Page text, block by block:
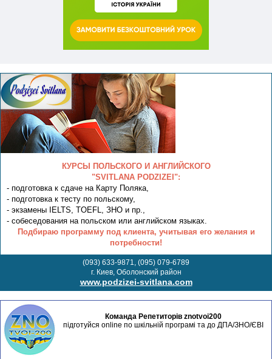
КУРСЫ ПОЛЬСКОГО И АНГЛИЙСКОГО
"SVITLANA PODZIZEI":
- подготовка к сдаче на Карту Поляка,
- подготовка к тесту по польскому,
- экзамены IELTS, TOEFL, ЗНО и пр.,
- собеседования на польском или английском языках.
Подбираю программу под клиента, учитывая его желания и
потребности!
(093) 633-9871, (095) 079-6789
г. Киев, Оболонский район
www.podzizei-svitlana.com
Команда Репетиторів znotvoi200
підготуйся online по шкільній програмі та до ДПА/ЗНО/ЄВІ